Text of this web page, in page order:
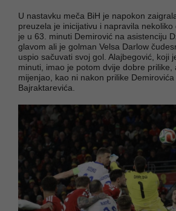
U nastavku meča BiH je napokon
preuzela je inicijativu i napravila
je u 63. minuti Demirović na asistenciju
glavom ali je golman Velsa Darlow
uspio sačuvati svoj gol. Alajbegović, koji
minuti, imao je potom dvije dobre prilike,
mijenjao, kao ni nakon prilike
Bajraktarevića.